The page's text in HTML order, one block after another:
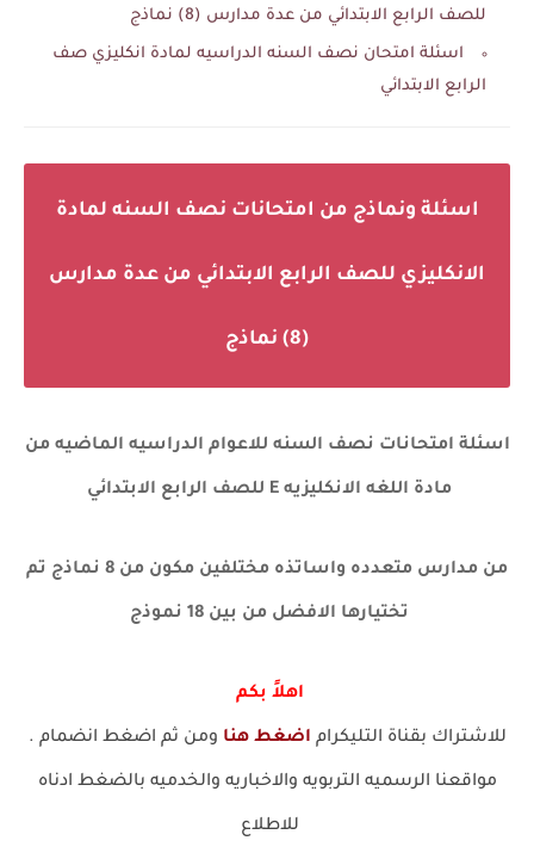
للصف الرابع الابتدائي من عدة مدارس (8) نماذج
اسئلة امتحان نصف السنه الدراسيه لمادة انكليزي صف
الرابع الابتدائي
اسئلة ونماذج من امتحانات نصف السنه لمادة
الانكليزي للصف الرابع الابتدائي من عدة مدارس
(8) نماذج
اسئلة امتحانات نصف السنه للاعوام الدراسيه الماضيهمن
مادة اللغه الانكليزيه E للصف الرابع الابتدائي
من مدارس متعدده واساتذه مختلفين مكون من 8 نماذج تم
تختيارها الافضل من بين 18 نموذج
اهلاً بكم
للاشتراك بقناة التليكرام اضغط هنا ومن ثم اضغط انضمام .
مواقعنا الرسميه التربويه والاخباريه والخدميه بالضغط ادناه
للاطلاع